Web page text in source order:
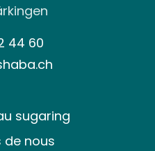
44 60
sugaring
de nous